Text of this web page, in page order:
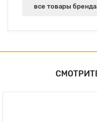
все товары бренда